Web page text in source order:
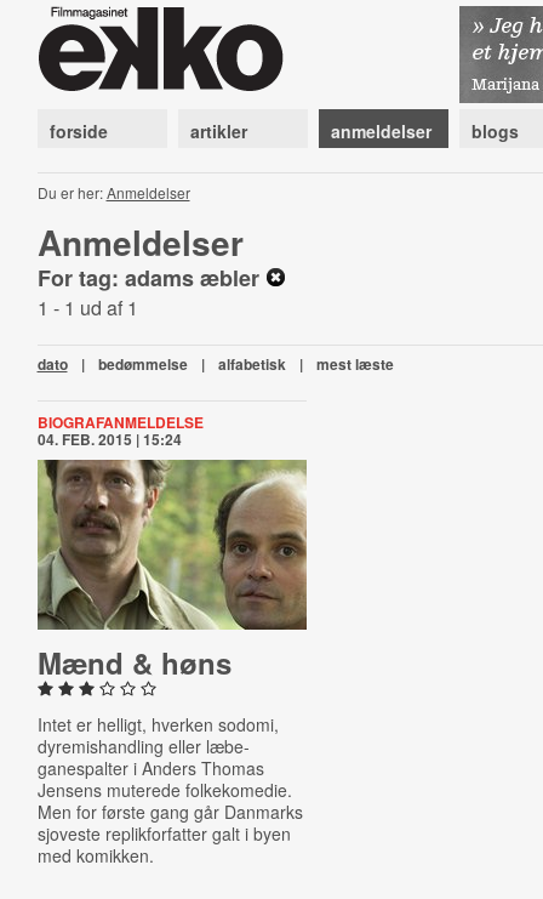
forside artikler anmeldelser blogs
Du er her:Anmeldelser
Anmeldelser
For tag: adams æbler
1 - 1 ud af 1
dato | bedømmelse | alfabetisk | mest læste
BIOGRAFANMELDELSE
04. FEB. 2015 | 15:24
Mænd & høns
Intet er helligt, hverken sodomi,
dyremishandling eller læbe-
ganespalter i Anders Thomas
Jensens muterede folkekomedie.
Men for første gang går Danmarks
sjoveste replikforfatter galt i byen
med komikken.